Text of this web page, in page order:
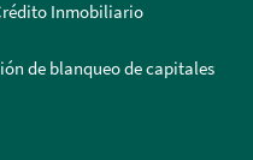
Inmobiliario
de blanqueo de capitales